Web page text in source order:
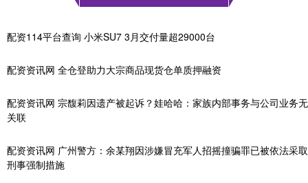
配资114平台查询 小米SU7 3月交付量超29000台
配资资讯网 全仓登助力大宗商品现货仓单质押融资
配资资讯网 宗馥莉因遗产被起诉？娃哈哈：家族内部事务与公司业务无
关联
配资资讯网 广州警方：余某翔因涉嫌冒充军人招摇撞骗罪已被依法采取
刑事强制措施